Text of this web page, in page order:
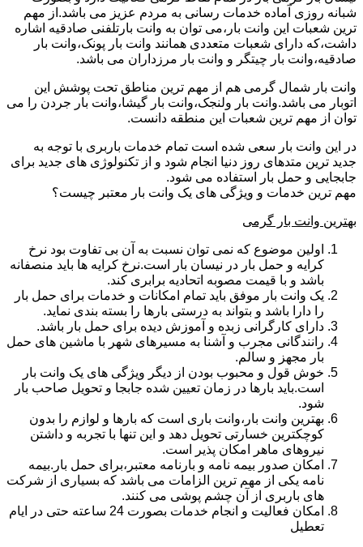
شبانه روزی آماده خدمات رسانی به مردم عزیز می باشد.از مهم
ترین شعبات این وانت بار،می توان به وانت بارتلفنی صادقیه اشاره
داشت،که دارای شعبات متعددی همانند وانت بار پونک،وانت بار
صادقیه،وانت بار چیتگر و وانت بار مرزداران می باشد.
وانت بار شمال گرمی هم از مهم ترین مناطق تحت پوشش این
اتوبار می باشد.وانت بار ولنجک،وانت بار گیشا،وانت بار جردن را می
توان از مهم ترین شعبات این منطقه دانست.
در این وانت بار سعی شده است تمام خدمات باربری با توجه به
جدید ترین متدهای روز دنیا انجام شود و از تکنولوژی های جدید برای
جابجایی و حمل بار استفاده می شود.
مهم ترین خدمات و ویژگی های یک وانت بار معتبر چیست؟
بهترین وانت بار گرمی
اولین موضوع که نمی توان نسبت به آن بی تفاوت بود نرخ
کرایه و حمل بار در نیسان بار است.نرخ کرایه ها باید منصفانه
باشد و با قیمت مصوبه اتحادیه برابری کند.
یک وانت بار موفق باید تمام امکانات و خدمات برای حمل بار
را دارا باشد و بتواند به درستی بارها را بسته بندی نماید.
دارای کارگرانی زبده و آموزش دیده برای حمل بار باشد.
رانندگانی مجرب و آشنا به مسیرهای شهر با ماشین های حمل
بار مجهز و سالم.
خوش قول و محبوب بودن از دیگر ویژگی های یک وانت بار
است.باید بارها در زمان تعیین شده جابجا و تحویل صاحب بار
شود.
بهترین وانت بار،وانت باری است که بارها و لوازم را بدون
کوچکترین خسارتی تحویل دهد و این تنها با تجربه و داشتن
نیروهای ماهر امکان پذیر است.
امکان صدور بیمه نامه و بارنامه معتبر،برای حمل بار.بیمه
نامه یکی از مهم ترین الزامات می باشد که بسیاری از شرکت
های باربری از آن چشم پوشی می کنند.
امکان فعالیت و انجام خدمات بصورت 24 ساعته حتی در ایام
تعطیل